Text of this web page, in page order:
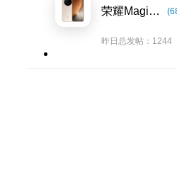
荣耀Magic8系列
昨日总发帖：1244